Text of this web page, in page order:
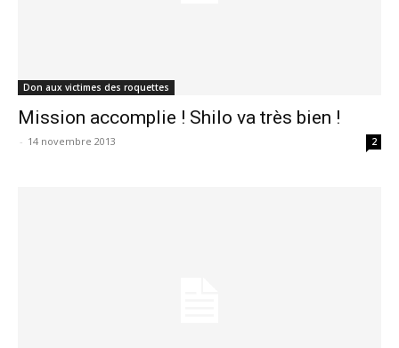
Don aux victimes des roquettes
Mission accomplie ! Shilo va très bien !
- 14 novembre 2013 2